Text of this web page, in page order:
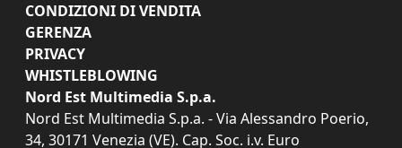
CONDIZIONI DI VENDITA
GERENZA
PRIVACY
WHISTLEBLOWING
Nord Est Multimedia S.p.a.
Nord Est Multimedia S.p.a. - Via Alessandro Poerio,
34, 30171 Venezia (VE). Cap. Soc. i.v. Euro